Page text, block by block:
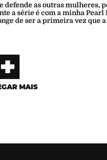
defende as outras mulheres,
a série é com a minha Pearl
de ser a primeira vez que
+
MAIS